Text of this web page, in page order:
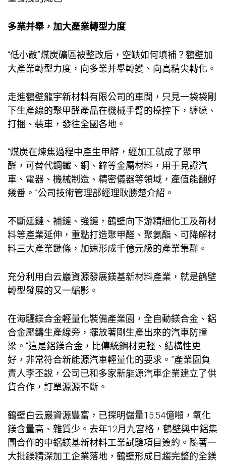
多業并舉，加大產業轉型力度
“低小散”煤炭礦區被整改后，空缺如何填補？鶴壁加
大產業轉型力度，向多業并舉轉變、向高精尖轉化。
走進鶴壁龍宇新材料有限公司的車間，只見一袋袋剛
下生產線的聚甲醛產品在機械手臂的操控下，纏繞、
打捆、裝車，發往全國各地。
“煤炭在煉焦過程中產生甲醇，經加工就成了聚甲
醛，可替代鋼鐵、銅、鋅等金屬材料，用于見證汽
車、電器、機械制造、精密儀器等領域，產值能翻好
幾番。”公司技術管理部經理耿勝楚介紹。
不斷延鏈、補鏈、強鏈，鶴壁向下游精細化工及新材
料等產業延伸，重點打造聚甲醛、聚氨酯、可降解材
料三大產業鏈條，加速形成千億元級的產業集群。
充分利用白云巖資源發展鎂基新材料產業，就是鶴壁
轉型發展的又一縮影。
在海驪鎂合金輕量化裝備產業園，全自動鎂合金、鋁
合金壓鑄生產線旁，擺放著剛生產出來的汽車防撞
梁。“這是鋁鎂合金，比傳統鋼材更輕、結構性更
好，非常符合新能源汽車輕量化的要求。”產業園負
責人李丕說，公司已和多家新能源汽車企業建立了供
貨合作，訂單源源不斷。
鶴壁白云巖資源豐富，已探明儲量15.54億噸，氧化
鎂含量高、雜質少。去年12月 九宮格 ，鶴壁與中鋁集
團合作的中鋁鎂基新材料工業試驗項目簽約。隨著一
大批鎂精深加工企業落地，鶴壁形成日趨完整的全鎂